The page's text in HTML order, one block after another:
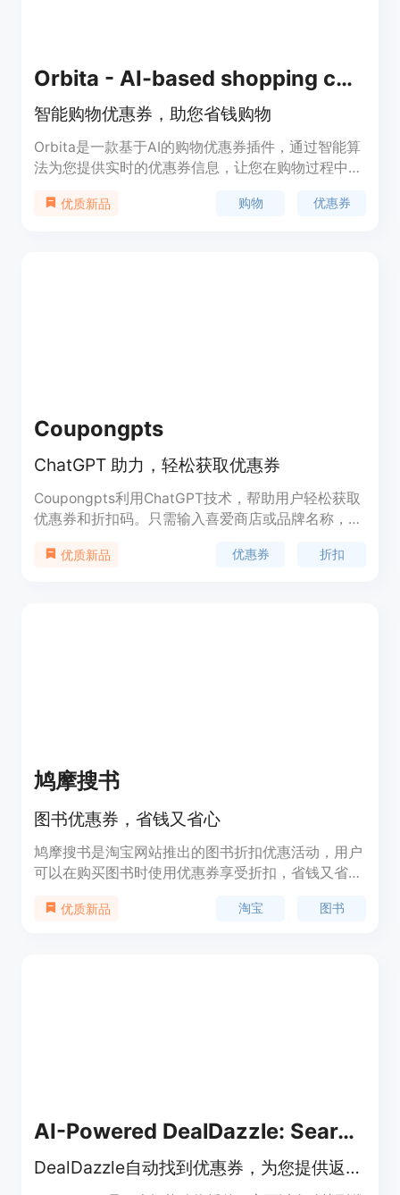
Orbita - AI-based shopping coupons
智能购物优惠券，助您省钱购物
Orbita是一款基于AI的购物优惠券插件，通过智能算
法为您提供实时的优惠券信息，让您在购物过程中轻
率，让您的购物经验更加省钱、便捷和高效。安装
优质新品 购物 优惠券
Coupongpts
ChatGPT 助力，轻松获取优惠券
Coupongpts利用ChatGPT技术，帮助用户轻松获取
优惠券和折扣码。只需输入喜爱商店或品牌名称，AI
户轻松省钱。该产品定位于为用户提供高效的优惠券
优质新品 优惠券 折扣
鸠摩搜书
图书优惠券，省钱又省心
鸠摩搜书是淘宝网站推出的图书折扣优惠活动，用户
可以在购买图书时使用优惠券享受折扣，省钱又省
免费使用，定位：为用户提供图书购物优惠。
优质新品 淘宝 图书
AI-Powered DealDazzle: Searching Alternatives
DealDazzle自动找到优惠券，为您提供返现，并在您在线购物时节省金钱！